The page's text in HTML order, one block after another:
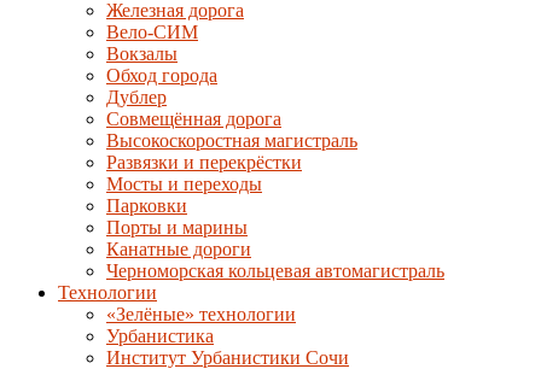
Железная дорога
Вело-СИМ
Вокзалы
Обход города
Дублер
Совмещённая дорога
Высокоскоростная магистраль
Развязки и перекрёстки
Мосты и переходы
Парковки
Порты и марины
Канатные дороги
Черноморская кольцевая автомагистраль
Технологии
«Зелёные» технологии
Урбанистика
Институт Урбанистики Сочи